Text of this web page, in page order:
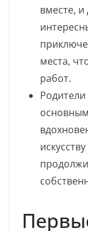
вместе,
места,
работ.